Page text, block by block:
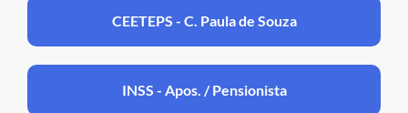
CEETEPS - C. Paula de Souza
INSS - Apos. / Pensionista